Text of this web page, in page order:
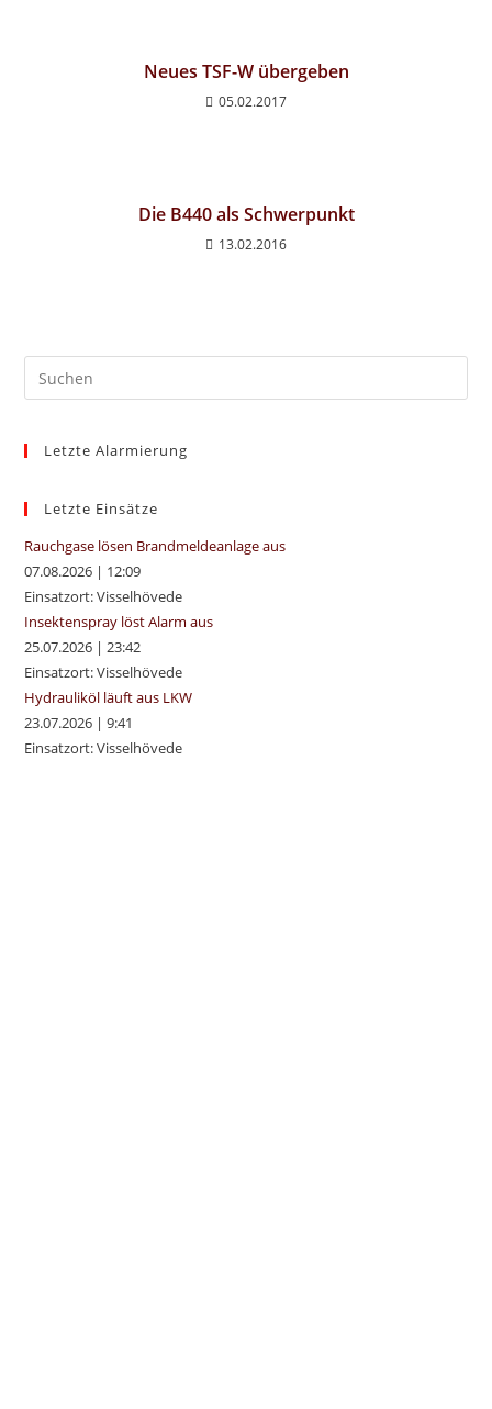
Neues TSF-W übergeben
05.02.2017
Die B440 als Schwerpunkt
13.02.2016
Letzte Alarmierung
Letzte Einsätze
Rauchgase lösen Brandmeldeanlage aus
07.08.2026 | 12:09
Einsatzort: Visselhövede
Insektenspray löst Alarm aus
25.07.2026 |23:42
Einsatzort: Visselhövede
Hydrauliköl läuft aus LKW
23.07.2026 |9:41
Einsatzort: Visselhövede